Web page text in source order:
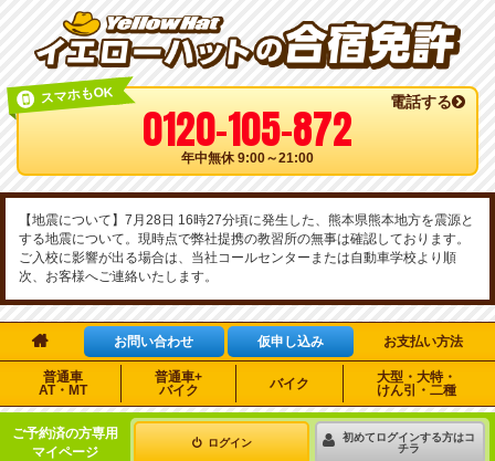
スマホもOK 電話する
0120-105-872
年中無休 9:00～21:00
【地震について】7月28日 16時27分頃に発生した、熊本県熊本地方を震源と
する地震について。現時点で弊社提携の教習所の無事は確認しております。
ご入校に影響が出る場合は、当社コールセンターまたは自動車学校より順
次、お客様へご連絡いたします。
 お問い合わせ 仮申し込み お支払い方法
普通車
AT・MT
普通車+
バイク
バイク
大型・大特・
けん引・二種
ご予約済の方専用
マイページ
ログイン
初めてログインする方はコ
チラ